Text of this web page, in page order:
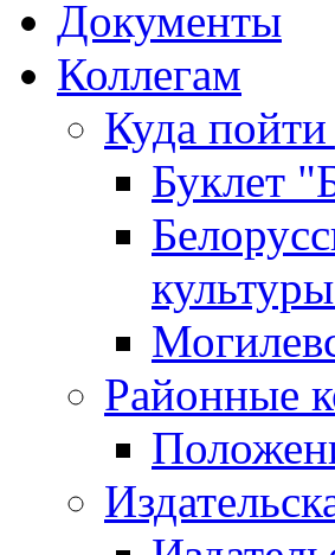
Документы
Коллегам
Куда
Буклет
Районные